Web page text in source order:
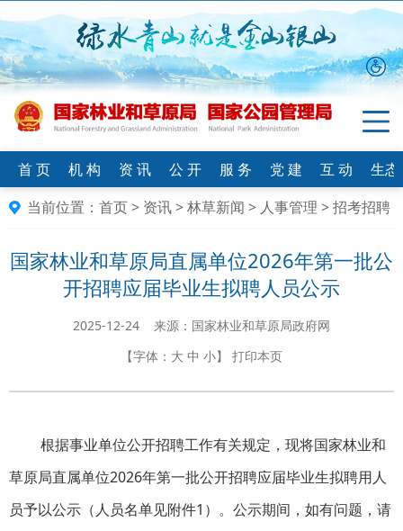
首 页 机 构 资 讯 公 开 服 务 党 建 互 动
生
当前位置： 首页> 资讯>林草新闻 > 人事管理>招考招聘
国家林业和草原局直属单位2026年第一批公
开招聘应届毕业生拟聘人员公示
2025-12-24 来源：国家林业和草原局政府网
【字体： 大 中 小】 打印本页
根据事业单位公开招聘工作有关规定，现将国家林业和
草原局直属单位2026年第一批公开招聘应届毕业生拟聘用人
员予以公示（人员名单见附件1）。公示期间，如有问题，请